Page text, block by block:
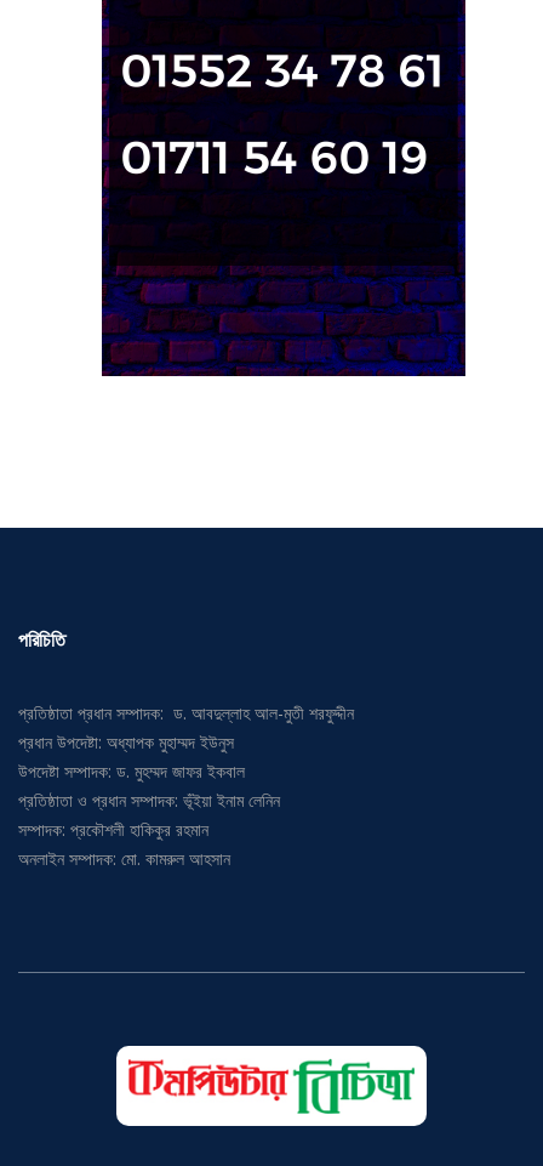
পরিচিতি
প্রতিষ্ঠাতা প্রধান সম্পাদক: ড. আবদুল্লাহ আল-মুতী শরফুদ্দীন
প্রধান উপদেষ্টা: অধ্যাপক মুহাম্মদ ইউনুস
উপদেষ্টা সম্পাদক: ড. মুহম্মদ জাফর ইকবাল
প্রতিষ্ঠাতা ও প্রধান সম্পাদক: ভূঁইয়া ইনাম লেনিন
সম্পাদক: প্রকৌশলী হাকিকুর রহমান
অনলাইন সম্পাদক: মো. কামরুল আহসান